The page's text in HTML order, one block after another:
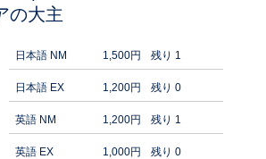
の大主
日本語 NM 1,500円 残り 1
日本語 EX 1,200円 残り 0
英語 NM 1,200円 残り 1
英語 EX 1,000円 残り 0